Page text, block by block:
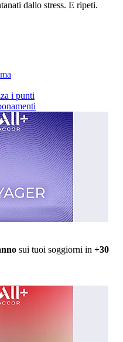
dallo stress. E ripeti.
i punti
sui tuoi soggiorni in +30